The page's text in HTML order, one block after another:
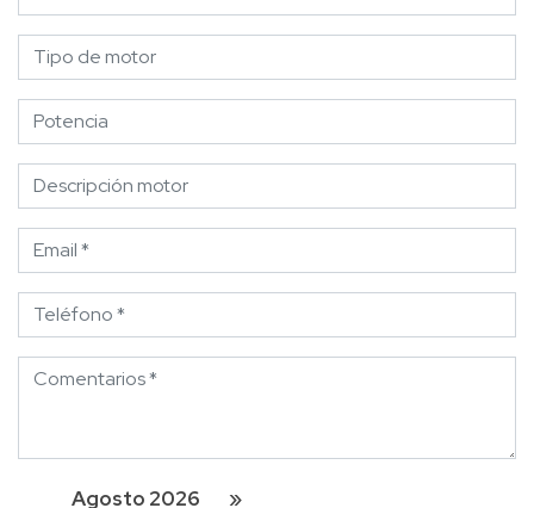
Tipo de motor
Potencia
Descripción motor
Email
Teléfono
Comentarios
Agosto 2026
»